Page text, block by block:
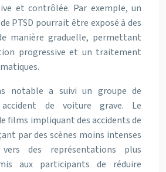
et contrôlée. Par exemple, un
PTSD pourrait être exposé à des
manière graduelle, permettant
progressive et un traitement
notable a suivi un groupe de
accident de voiture grave. Le
films impliquant des accidents de
par des scènes moins intenses
des représentations plus
aux participants de réduire